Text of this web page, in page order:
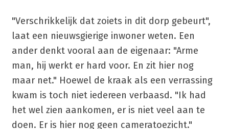
"Verschrikkelijk dat zoiets in dit dorp gebeurt",
laat een nieuwsgierige inwoner weten. Een
ander denkt vooral aan de eigenaar: "Arme
man, hij werkt er hard voor. En zit hier nog
maar net." Hoewel de kraak als een verrassing
kwam is toch niet iedereen verbaasd. "Ik had
het wel zien aankomen, er is niet veel aan te
doen. Er is hier nog geen cameratoezicht."